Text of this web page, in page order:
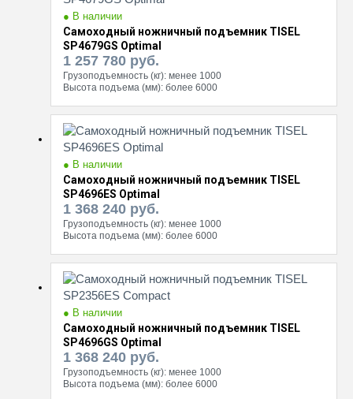
● В наличии
Самоходный ножничный подъемник TISEL
SP4679GS Optimal
1 257 780 руб.
Грузоподъемность (кг): менее 1000
Высота подъема (мм): более 6000
● В наличии
Самоходный ножничный подъемник TISEL
SP4696ES Optimal
1 368 240 руб.
Грузоподъемность (кг): менее 1000
Высота подъема (мм): более 6000
● В наличии
Самоходный ножничный подъемник TISEL
SP4696GS Optimal
1 368 240 руб.
Грузоподъемность (кг): менее 1000
Высота подъема (мм): более 6000